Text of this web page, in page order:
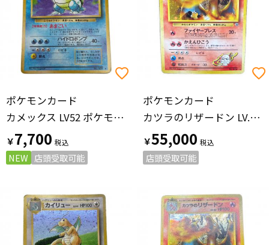
ポケモンカード
カメックス LV52 ポケモンカード 旧裏面
￥7,700
NEW 店頭受取可能
ポケモンカード
カツラのリザードン LV.50 ポケモンカード 旧裏面
￥55,000
店頭受取可能